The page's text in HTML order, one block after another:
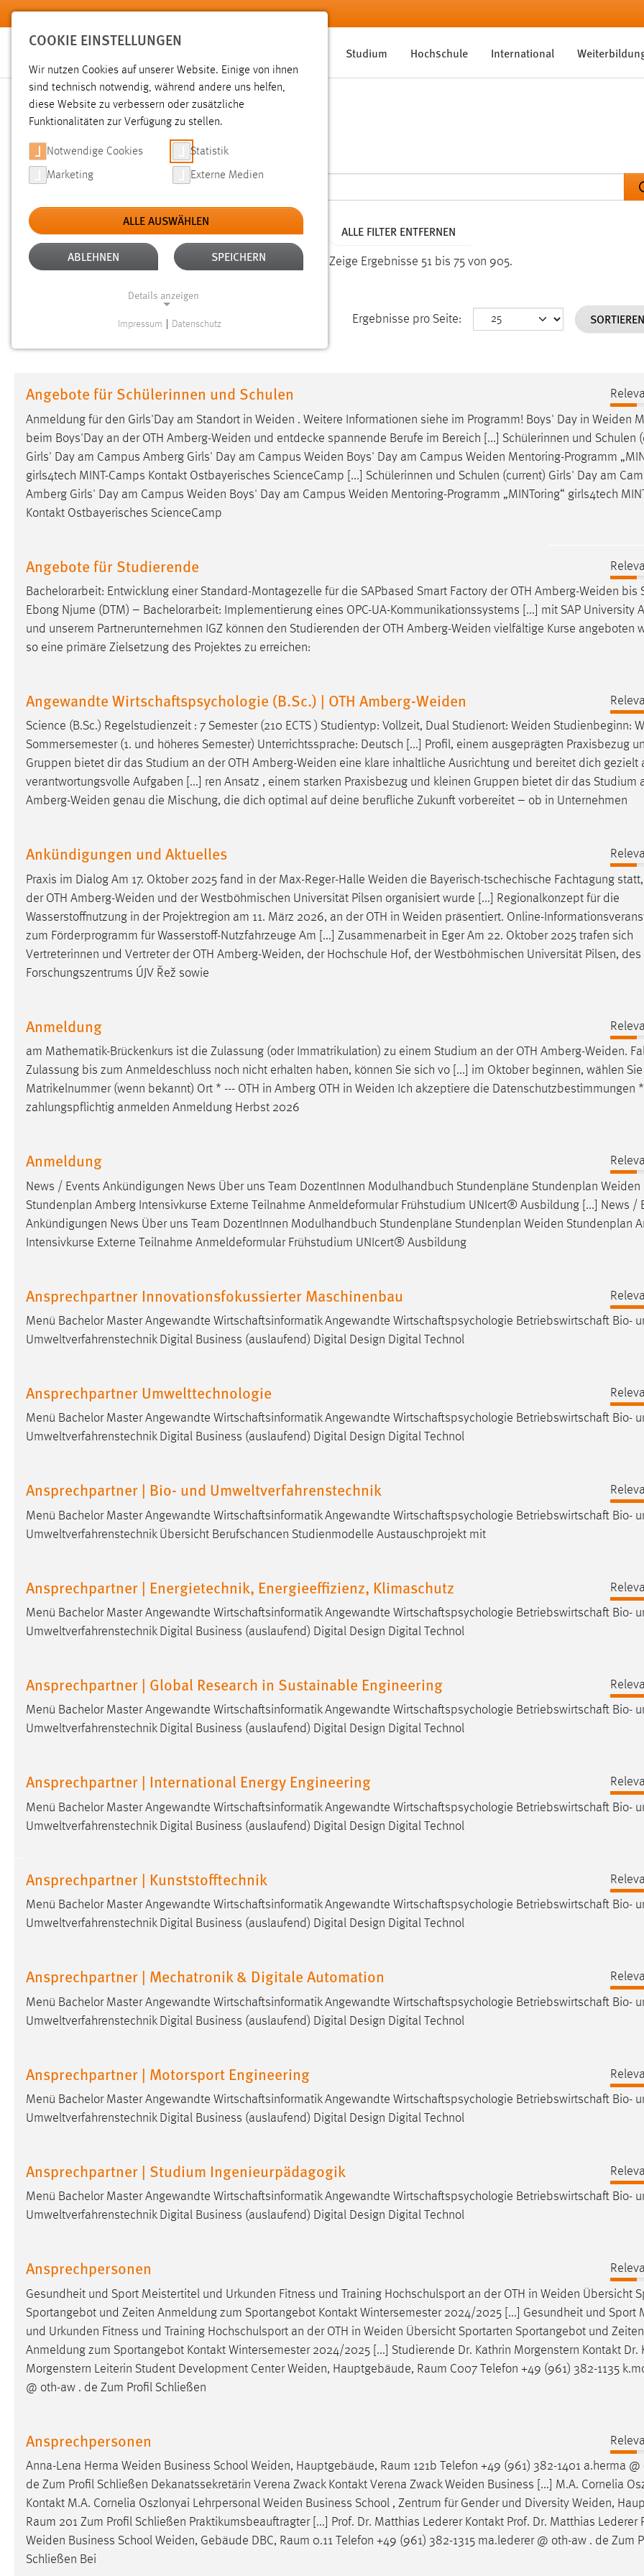
Zum Hauptinhalt springen
Studium Hochschule International
SUCHE
Aktive Filter: TYP: SEITEN ALTER: ÜBER EIN JAHR ALLE FILTER ENTFERNEN
Gesucht nach "weide". Es wurden 905 Ergebnisse gefunden. Zeige Ergebnisse 51 bis 75 von 905.
Ergebnisse pro Seite:
Angebote für Schülerinnen und Schulen
Anmeldung für den Girls'Day am Standort in Weiden . Weitere Informationen siehe im Programm! Boys' Day in Weiden
beim Boys'Day an der OTH Amberg-Weiden und entdecke spannende Berufe im Bereich [...] Schülerinnen und Schulen
Girls' Day am Campus Amberg Girls' Day am Campus Weiden Boys' Day am Campus Weiden Mentoring-Programm
girls4tech MINT-Camps Kontakt Ostbayerisches ScienceCamp [...] Schülerinnen und Schulen (current) Girls' Day am
Amberg Girls' Day am Campus Weiden Boys' Day am Campus Weiden Mentoring-Programm „MINToring“ girls4tech
Kontakt Ostbayerisches ScienceCamp
Angebote für Studierende
Bachelorarbeit: Entwicklung einer Standard-Montagezelle für die SAPbased Smart Factory der OTH Amberg-Weiden bis
Ebong Njume (DTM) – Bachelorarbeit: Implementierung eines OPC-UA-Kommunikationssystems [...] mit SAP University
und unserem Partnerunternehmen IGZ können den Studierenden der OTH Amberg-Weiden vielfältige Kurse angeboten
so eine primäre Zielsetzung des Projektes zu erreichen:
Angewandte Wirtschaftspsychologie (B.Sc.) | OTH Amberg-Weiden
Science (B.Sc.) Regelstudienzeit : 7 Semester (210 ECTS ) Studientyp: Vollzeit, Dual Studienort: Weiden Studienbeginn:
Sommersemester (1. und höheres Semester) Unterrichtssprache: Deutsch [...] Profil, einem ausgeprägten Praxisbezug
Gruppen bietet dir das Studium an der OTH Amberg-Weiden eine klare inhaltliche Ausrichtung und bereitet dich gezielt
verantwortungsvolle Aufgaben [...] ren Ansatz , einem starken Praxisbezug und kleinen Gruppen bietet dir das Studium
Amberg-Weiden genau die Mischung, die dich optimal auf deine berufliche Zukunft vorbereitet – ob in Unternehmen
Ankündigungen und Aktuelles
Praxis im Dialog Am 17. Oktober 2025 fand in der Max-Reger-Halle Weiden die Bayerisch-tschechische Fachtagung
der OTH Amberg-Weiden und der Westböhmischen Universität Pilsen organisiert wurde [...] Regionalkonzept für die
Wasserstoffnutzung in der Projektregion am 11. März 2026, an der OTH in Weiden präsentiert. Online-
zum Förderprogramm für Wasserstoff-Nutzfahrzeuge Am [...] Zusammenarbeit in Eger Am 22. Oktober 2025 trafen sich
Vertreterinnen und Vertreter der OTH Amberg-Weiden, der Hochschule Hof, der Westböhmischen Universität Pilsen, des
Forschungszentrums ÚJV Řež sowie
Anmeldung
am Mathematik-Brückenkurs ist die Zulassung (oder Immatrikulation) zu einem Studium an der OTH Amberg-Weiden.
Zulassung bis zum Anmeldeschluss noch nicht erhalten haben, können Sie sich vo [...] im Oktober beginnen, wählen Sie
Matrikelnummer (wenn bekannt) Ort * --- OTH in Amberg OTH in Weiden Ich akzeptiere die Datenschutzbestimmungen
zahlungspflichtig anmelden Anmeldung Herbst 2026
Anmeldung
News / Events Ankündigungen News Über uns Team DozentInnen Modulhandbuch Stundenpläne Stundenplan Weiden
Stundenplan Amberg Intensivkurse Externe Teilnahme Anmeldeformular Frühstudium UNIcert® Ausbildung [...] News /
Ankündigungen News Über uns Team DozentInnen Modulhandbuch Stundenpläne Stundenplan Weiden Stundenplan
Intensivkurse Externe Teilnahme Anmeldeformular Frühstudium UNIcert® Ausbildung
Ansprechpartner Innovationsfokussierter Maschinenbau
Menü Bachelor Master Angewandte Wirtschaftsinformatik Angewandte Wirtschaftspsychologie Betriebswirtschaft Bio-
Umweltverfahrenstechnik Digital Business (auslaufend) Digital Design Digital Technol
Ansprechpartner Umwelttechnologie
Menü Bachelor Master Angewandte Wirtschaftsinformatik Angewandte Wirtschaftspsychologie Betriebswirtschaft Bio-
Umweltverfahrenstechnik Digital Business (auslaufend) Digital Design Digital Technol
Ansprechpartner | Bio- und Umweltverfahrenstechnik
Menü Bachelor Master Angewandte Wirtschaftsinformatik Angewandte Wirtschaftspsychologie Betriebswirtschaft Bio-
Umweltverfahrenstechnik Übersicht Berufschancen Studienmodelle Austauschprojekt mit
Ansprechpartner | Energietechnik, Energieeffizienz, Klimaschutz
Menü Bachelor Master Angewandte Wirtschaftsinformatik Angewandte Wirtschaftspsychologie Betriebswirtschaft Bio-
Umweltverfahrenstechnik Digital Business (auslaufend) Digital Design Digital Technol
Ansprechpartner | Global Research in Sustainable Engineering
Menü Bachelor Master Angewandte Wirtschaftsinformatik Angewandte Wirtschaftspsychologie Betriebswirtschaft Bio-
Umweltverfahrenstechnik Digital Business (auslaufend) Digital Design Digital Technol
Ansprechpartner | International Energy Engineering
Menü Bachelor Master Angewandte Wirtschaftsinformatik Angewandte Wirtschaftspsychologie Betriebswirtschaft Bio-
Umweltverfahrenstechnik Digital Business (auslaufend) Digital Design Digital Technol
Ansprechpartner | Kunststofftechnik
Menü Bachelor Master Angewandte Wirtschaftsinformatik Angewandte Wirtschaftspsychologie Betriebswirtschaft Bio-
Umweltverfahrenstechnik Digital Business (auslaufend) Digital Design Digital Technol
Ansprechpartner | Mechatronik & Digitale Automation
Menü Bachelor Master Angewandte Wirtschaftsinformatik Angewandte Wirtschaftspsychologie Betriebswirtschaft Bio-
Umweltverfahrenstechnik Digital Business (auslaufend) Digital Design Digital Technol
Ansprechpartner | Motorsport Engineering
Menü Bachelor Master Angewandte Wirtschaftsinformatik Angewandte Wirtschaftspsychologie Betriebswirtschaft Bio-
Umweltverfahrenstechnik Digital Business (auslaufend) Digital Design Digital Technol
Ansprechpartner | Studium Ingenieurpädagogik
Menü Bachelor Master Angewandte Wirtschaftsinformatik Angewandte Wirtschaftspsychologie Betriebswirtschaft Bio-
Umweltverfahrenstechnik Digital Business (auslaufend) Digital Design Digital Technol
Ansprechpersonen
Gesundheit und Sport Meistertitel und Urkunden Fitness und Training Hochschulsport an der OTH in Weiden Übersicht
Sportangebot und Zeiten Anmeldung zum Sportangebot Kontakt Wintersemester 2024/2025 [...] Gesundheit und Sport
und Urkunden Fitness und Training Hochschulsport an der OTH in Weiden Übersicht Sportarten Sportangebot und Zeiten
Anmeldung zum Sportangebot Kontakt Wintersemester 2024/2025 [...] Studierende Dr. Kathrin Morgenstern Kontakt Dr.
Morgenstern Leiterin Student Development CenterWeiden, Hauptgebäude, Raum C007 Telefon +49 (961) 382-1135
@ oth-aw . de Zum Profil Schließen
Ansprechpersonen
Anna-Lena Herma Weiden Business School Weiden, Hauptgebäude, Raum 121b Telefon +49 (961) 382-1401 a.herma @
de Zum Profil Schließen Dekanatssekretärin Verena Zwack Kontakt Verena ZwackWeiden Business [...] M.A. Cornelia
Kontakt M.A. Cornelia Oszlonyai Lehrpersonal Weiden Business School , Zentrum für Gender und Diversity Weiden,
Raum 201 Zum Profil Schließen Praktikumsbeauftragter [...] Prof. Dr. Matthias Lederer Kontakt Prof. Dr. Matthias Lederer
Weiden Business School Weiden, Gebäude DBC, Raum 0.11 Telefon +49 (961) 382-1315 ma.lederer @ oth-aw . de Zum
Schließen Bei
COOKIE EINSTELLUNGEN
Wir nutzen Cookies auf unserer Website. Einige von ihnen
sind technisch notwendig, während andere uns helfen,
diese Website zu verbessern oder zusätzliche
Funktionalitäten zur Verfügung zu stellen.
Notwendige Cookies Statistik
Marketing Externe Medien
ALLE AUSWÄHLEN
ABLEHNEN SPEICHERN
Details anzeigen
Website erforderlich.
Einverständnis
Name: cookie_consent
Dieser Cookie speichert die
ausgewählten Einverständnis-Optionen
des Benutzers
Performance
Name: staticfilecache
Zweck:
Für performante Seitenauslieferung wird
in diesem Cookie gespeichert, ob man
Name: site-language-preference
Zweck:
Das Cookie speichert die gewählte
Sprache der Website.
Chat
Name:
MibewSessionID, MIBEW_UserID,
mibew_locale, mibew-chat-frame-style-
5e9dbeb1811c0446
Zweck:
Wird benötigt um die Chatfunktion
nutzen zu können.
Cookie Laufzeit:
Login
Cookie Laufzeit:
STATISTIK
Statistik Cookies erfassen Informationen anonym.
Matomo
Name: _pk_ref, _pk_cvar, _pk_id, _pk_ses
Cookie Laufzeit: Max. 13 Monate
Marketing Cookies werden von Drittanbietern
verwendet, um personalisierte Werbung anzuzeigen.
Sie tun dies, indem sie Besucher über Websites
hinweg verfolgen.
Name: _gcl_au
Anbieter: Google Ireland Limited
Cookie Laufzeit: 3 Monate
Facebook Pixel
Anbieter: Facebook
Zweck: Conversion-Tracking
Cookie Laufzeit: 3 Monate
EXTERNE MEDIEN
Um Inhalte von Videoplattformen und Social Media
Plattformen anzeigen zu können, werden von diesen
YouTube
Vimeo
Impressum Datenschutz